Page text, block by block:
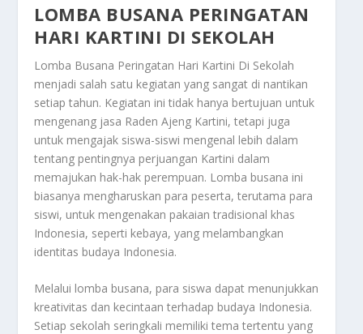
LOMBA BUSANA PERINGATAN
HARI KARTINI DI SEKOLAH
Lomba Busana Peringatan Hari Kartini Di Sekolah
menjadi salah satu kegiatan yang sangat di nantikan
setiap tahun. Kegiatan ini tidak hanya bertujuan untuk
mengenang jasa Raden Ajeng Kartini, tetapi juga
untuk mengajak siswa-siswi mengenal lebih dalam
tentang pentingnya perjuangan Kartini dalam
memajukan hak-hak perempuan. Lomba busana ini
biasanya mengharuskan para peserta, terutama para
siswi, untuk mengenakan pakaian tradisional khas
Indonesia, seperti kebaya, yang melambangkan
identitas budaya Indonesia.
Melalui lomba busana, para siswa dapat menunjukkan
kreativitas dan kecintaan terhadap budaya Indonesia.
Setiap sekolah seringkali memiliki tema tertentu yang